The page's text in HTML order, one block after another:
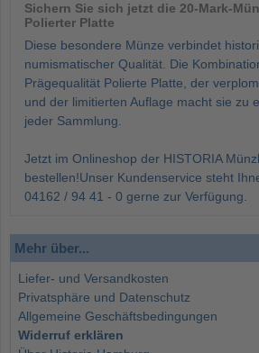
Sichern Sie sich jetzt die 20-Mark-
Polierter Platte
Diese besondere Münze verbindet
numismatischer Qualität. Die
Prägequalität Polierte Platte, der
und der limitierten Auflage macht sie zu
jeder Sammlung.
Jetzt im Onlineshop der HISTORIA
bestellen!Unser Kundenservice steht
04162 / 94 41 - 0 gerne zur Verfügung.
Mehr über...
Liefer- und Versandkosten
Privatsphäre und Datenschutz
Allgemeine Geschäftsbedingungen
Widerruf erklären